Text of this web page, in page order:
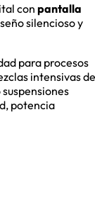
con pantalla
silencioso y
para procesos
intensivas de
potencia